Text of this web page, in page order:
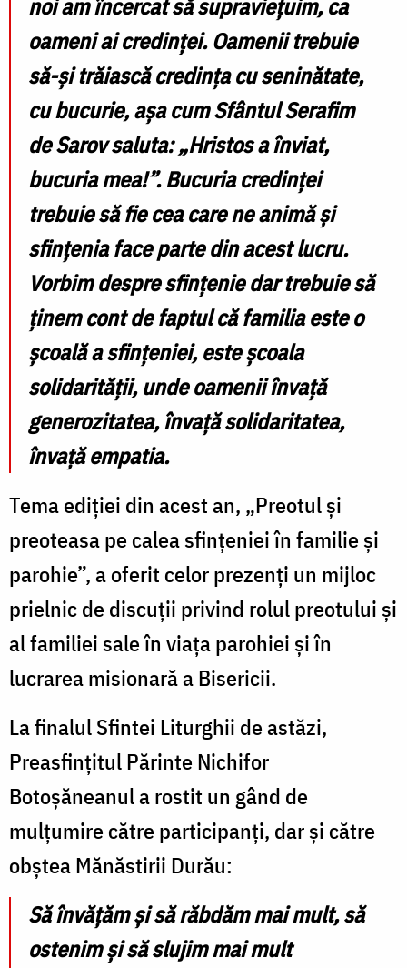
noi am încercat să supraviețuim, ca
oameni ai credinței. Oamenii trebuie
să-și trăiască credința cu seninătate,
cu bucurie, așa cum Sfântul Serafim
de Sarov saluta: „Hristos a înviat,
bucuria mea!”.Bucuria credinței
trebuie să fie cea care ne animă și
sfințenia face parte din acest lucru.
Vorbim despre sfințenie dar trebuie să
ținem cont de faptul că familia este o
școală a sfințeniei, este școala
solidarității, unde oamenii învață
generozitatea, învață solidaritatea,
învață empatia.
Tema ediției din acest an, „Preotul și
preoteasa pe calea sfințeniei în familie și
parohie”, a oferit celor prezenți un mijloc
prielnic de discuții privind rolul preotului și
al familiei sale în viața parohiei și în
lucrarea misionară a Bisericii.
La finalul Sfintei Liturghii de astăzi,
Preasfințitul Părinte Nichifor
Botoșăneanul a rostit un gând de
mulțumire către participanți, dar și către
obștea Mănăstirii Durău:
Să învățăm și să răbdăm mai mult, să
ostenim și să slujim mai mult